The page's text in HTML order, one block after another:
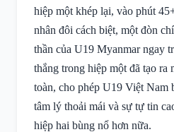
hiệp một khép lại, vào phút
nhân đôi cách biệt, một đòn
thần của U19 Myanmar ngay
thắng trong hiệp một đã tạo ra
toàn, cho phép U19 Việt Nam
tâm lý thoải mái và sự tự tin
hiệp hai bùng nổ hơn nữa.